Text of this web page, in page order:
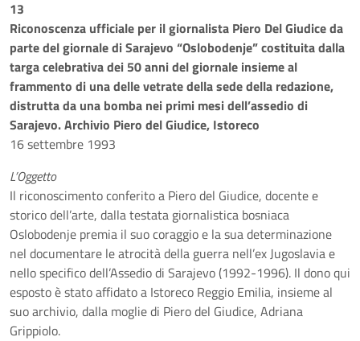
13
Riconoscenza ufficiale per il giornalista Piero Del Giudice da
parte del giornale di Sarajevo “Oslobodenje” costituita dalla
targa celebrativa dei 50 anni del giornale insieme al
frammento di una delle vetrate della sede della redazione,
distrutta da una bomba nei primi mesi dell’assedio di
Sarajevo. Archivio Piero del Giudice, Istoreco
16 settembre 1993
L’Oggetto
Il riconoscimento conferito a Piero del Giudice, docente e
storico dell’arte, dalla testata giornalistica bosniaca
Oslobodenje premia il suo coraggio e la sua determinazione
nel documentare le atrocità della guerra nell’ex Jugoslavia e
nello specifico dell’Assedio di Sarajevo (1992-1996). Il dono qui
esposto è stato affidato a Istoreco Reggio Emilia, insieme al
suo archivio, dalla moglie di Piero del Giudice, Adriana
Grippiolo.